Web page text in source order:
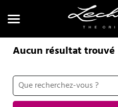
Aucun résultat trouvé